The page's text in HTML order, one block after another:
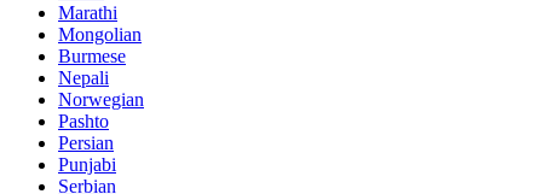
Marathi
Mongolian
Burmese
Nepali
Norwegian
Pashto
Persian
Punjabi
Serbian